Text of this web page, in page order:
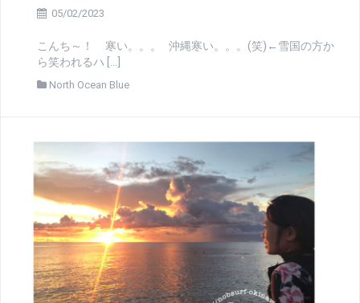
05/02/2023
こんち～！ 寒い。。。 沖縄寒い。。。(笑)←雪国の方か
ら笑われるハ […]
North Ocean Blue